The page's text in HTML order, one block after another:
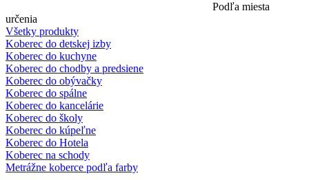
Podľa miesta
určenia
Všetky produkty
Koberec do detskej izby
Koberec do kuchyne
Koberec do chodby a predsiene
Koberec do obývačky
Koberec do spálne
Koberec do kancelárie
Koberec do školy
Koberec do kúpeľne
Koberec do Hotela
Koberec na schody
Metrážne koberce podľa farby